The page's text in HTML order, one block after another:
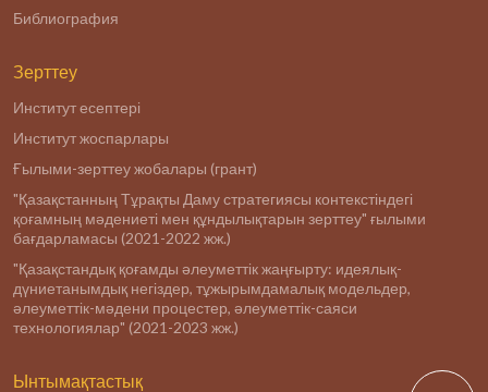
Библиография
Зерттеу
Институт есептері
Институт жоспарлары
Ғылыми-зерттеу жобалары (грант)
"Қазақстанның Тұрақты Даму стратегиясы контекстіндегі
қоғамның мәдениеті мен құндылықтарын зерттеу" ғылыми
бағдарламасы (2021-2022 жж.)
"Қазақстандық қоғамды әлеуметтік жаңғырту: идеялық-
дүниетанымдық негіздер, тұжырымдамалық модельдер,
әлеуметтік-мәдени процестер, әлеуметтік-саяси
технологиялар" (2021-2023 жж.)
Ынтымақтастық